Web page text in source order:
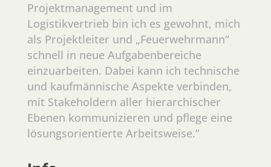
Projektmanagement und im
Logistikvertrieb bin ich es gewohnt, mich
als Projektleiter und „Feuerwehrmann“
schnell in neue Aufgabenbereiche
einzuarbeiten. Dabei kann ich technische
und kaufmännische Aspekte verbinden,
mit Stakeholdern aller hierarchischer
Ebenen kommunizieren und pflege eine
lösungsorientierte Arbeitsweise.”